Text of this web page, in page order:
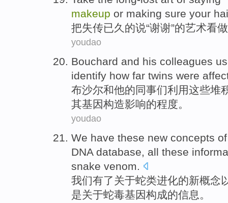
makeup or making sure your
把失传已久 的说“谢谢”的艺术看
youdao
Bouchard and his colleagues
identify how far twins were
布沙尔和他的同事们利用这些堆
其基因构造影响的程度。
youdao
We have these new concepts of
DNA database, all these
snake venom.
我们有了关于蛇类进化的新概念
是关于蛇毒基因构成的信息。